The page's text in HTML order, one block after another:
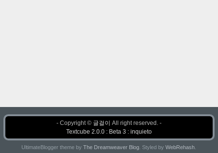
- Copyright © 글걸이 All right reserved. -
Textcube 2.0.0 : Beta 3 : inquieto
UltimateBlogger theme byThe Dreamweaver Blog . Styled byWebRehash